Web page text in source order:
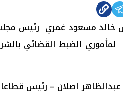
مسعود غمري رئيس مجلس
لمأموري الضبط القضائي
عبدالظاهر اصلان – رئيس